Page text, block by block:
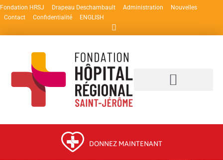
Fondation HRSJ Drapeau Deschambault Administration
Nouvelles
Contact
Confidentialité ENGLISH
DONNEZ MAINTENANT